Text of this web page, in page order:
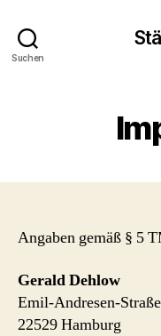
Suchen
Angaben gemäß § 5
Gerald Dehlow
Emil-Andresen-
22529 Hamburg